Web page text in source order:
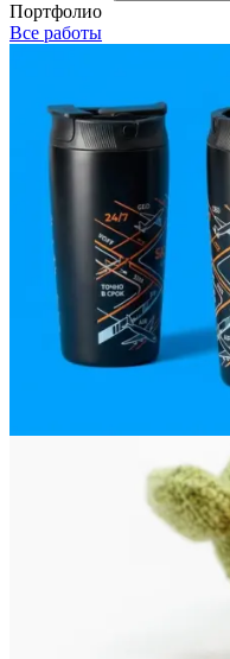
Портфолио
Все работы